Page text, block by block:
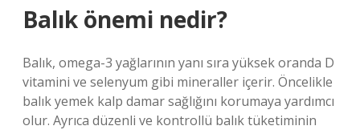
Balık önemi nedir?
Balık, omega-3 yağlarının yanı sıra yüksek oranda D
vitamini ve selenyum gibi mineraller içerir. Öncelikle
balık yemek kalp damar sağlığını korumaya yardımcı
olur. Ayrıca düzenli ve kontrollü balık tüketiminin